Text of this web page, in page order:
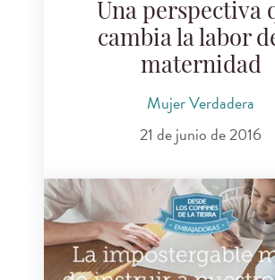
Una perspectiva
cambia la labor
maternidad
Mujer Verdadera
21 de junio de 2016